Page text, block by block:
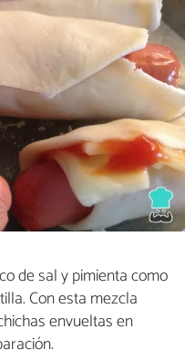
de sal y pimienta como
Con esta mezcla
envueltas en